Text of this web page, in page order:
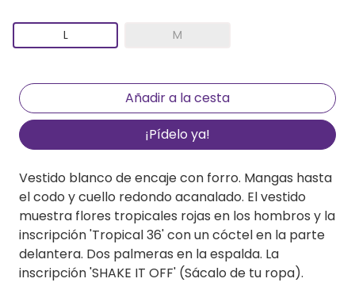
L M
¡Pídelo ya!
Vestido blanco de encaje con forro. Mangas hasta
el codo y cuello redondo acanalado. El vestido
muestra flores tropicales rojas en los hombros y la
inscripción 'Tropical 36' con un cóctel en la parte
delantera. Dos palmeras en la espalda. La
inscripción 'SHAKE IT OFF' (Sácalo de tu ropa).